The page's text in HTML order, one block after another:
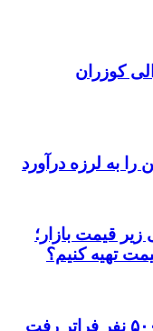
کوزران
را به لرزه درآورد
قیمت بازار؛
تهیه کنیم؟